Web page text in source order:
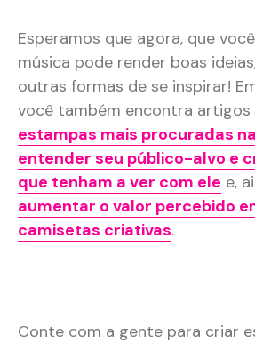
Esperamos que agora, que
música pode render boas
outras formas de se inspirar!
você também encontra artigos
estampas mais procuradas na
entender seu público-alvo e
que tenham a ver com ele e,
aumentar o valor percebido
camisetas criativas.
Conte com a gente para criar